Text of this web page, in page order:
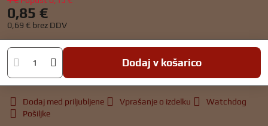
0,85 €
0,69 € brez DDV
Dodaj v košarico
Dodaj med priljubljene Vprašanje o izdelku
Watchdog
Pošiljke